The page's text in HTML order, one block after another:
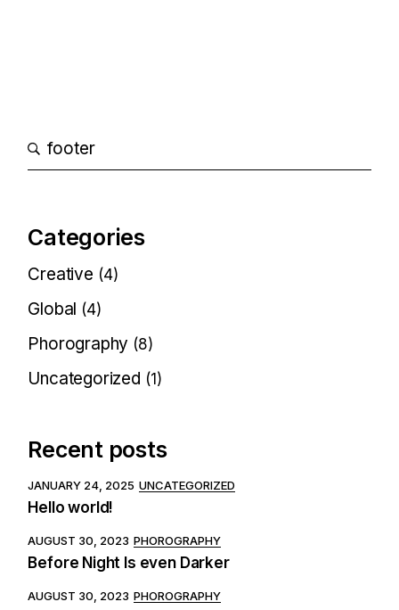
Categories
Creative (4)
Global (4)
Phorography (8)
Uncategorized (1)
Recent posts
JANUARY 24, 2025 UNCATEGORIZED
Hello world!
AUGUST 30, 2023 PHOROGRAPHY
Before Night Is even Darker
AUGUST 30, 2023 PHOROGRAPHY